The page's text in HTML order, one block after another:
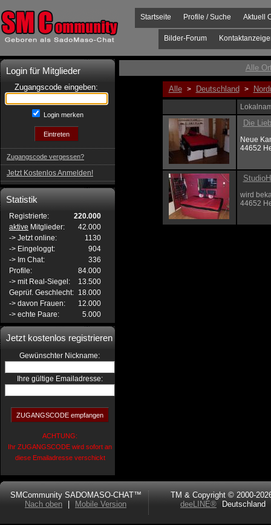
Aktuell
Profile / Suche
Startseite
Bilder-Forum
Login für Mitglieder
Zugangscode eingeben:
Login merken
Zugangscode vergessen?
Jetzt Kostenlos Anmelden!
Statistik
Registrierte:
220.000
aktive Mitglieder:
42.000
-> Jetzt online:
1130
-> Eingeloggt:
904
-> Im Chat:
336
Profile:
84.000
-> mit Real-Siegel:
13.500
Geprüf. Geschlecht: 18.000
-> davon Frauen:
12.000
-> echte Paare:
5.000
Jetzt kostenlos registrieren
Gewünschter Nickname:
Ihre gültige Emailadresse:
ACHTUNG:
Ihr ZUGANGSCODE wird sofort an
diese Emailadresse verschickt
Alle
Alle > Deutschland >
Die
Neue
44652
wird
44652
SMCommunity SADOMASO-CHAT™
Nach oben
Mobile Version
TM & Copyright © 2000-
deeLINE®
Deutschland